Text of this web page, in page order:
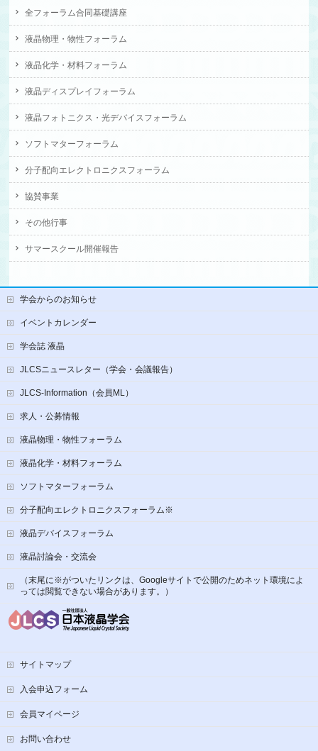
全フォーラム合同基礎講座
液晶物理・物性フォーラム
液晶化学・材料フォーラム
液晶ディスプレイフォーラム
液晶フォトニクス・光デバイスフォーラム
ソフトマターフォーラム
分子配向エレクトロニクスフォーラム
協賛事業
その他行事
サマースクール開催報告
学会からのお知らせ
イベントカレンダー
学会誌 液晶
JLCSニュースレター（学会・会議報告）
JLCS-Information（会員ML）
求人・公募情報
液晶物理・物性フォーラム
液晶化学・材料フォーラム
ソフトマターフォーラム
分子配向エレクトロニクスフォーラム※
液晶デバイスフォーラム
液晶討論会・交流会
（末尾に※がついたリンクは、Googleサイトで公開のためネット環境によ
っては閲覧できない場合があります。）
サイトマップ
入会申込フォーム
会員マイページ
お問い合わせ